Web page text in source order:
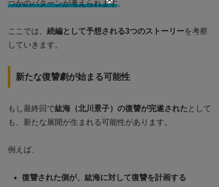
つかのパターンが考えられます。
ここでは、 続編として予想される3つのストーリーを考察
していきます。
新たな復讐劇が始まる可能性
もし最終回で紘海（北川景子）の復讐が完遂された として
も、新たな展開が生まれる可能性があります。
例えば、
復讐された側が、紘海に対して復讐を計画する